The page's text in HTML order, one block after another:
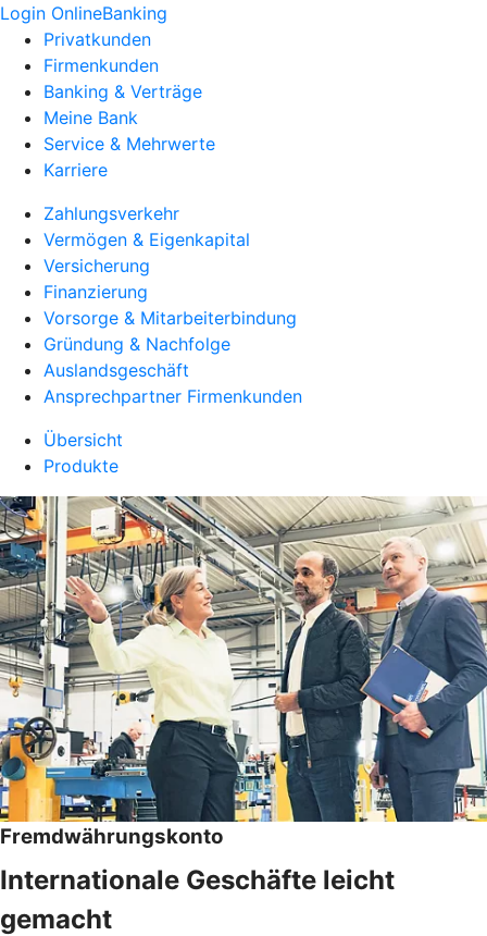
Login OnlineBanking
Privatkunden
Firmenkunden
Banking & Verträge
Meine Bank
Service & Mehrwerte
Karriere
Zahlungsverkehr
Vermögen & Eigenkapital
Versicherung
Finanzierung
Vorsorge & Mitarbeiterbindung
Gründung & Nachfolge
Auslandsgeschäft
Ansprechpartner Firmenkunden
Übersicht
Produkte
Fremdwährungskonto
Internationale Geschäfte leicht
gemacht